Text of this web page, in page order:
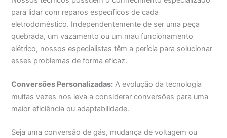
para lidar com reparos específicos de cada
eletrodoméstico. Independentemente de ser uma peça
quebrada, um vazamento ou um mau funcionamento
elétrico, nossos especialistas têm a perícia para solucionar
esses problemas de forma eficaz.
Conversões Personalizadas: A evolução da tecnologia
muitas vezes nos leva a considerar conversões para uma
maior eficiência ou adaptabilidade.
Seja uma conversão de gás, mudança de voltagem ou